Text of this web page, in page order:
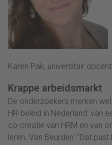
Karen Pak, universitair
Krappe arbeidsmarkt
De onderzoekers merken
HR-beleid in Nederland: van
co-creatie van HRM en van
leren. Van Beurden: “Dat